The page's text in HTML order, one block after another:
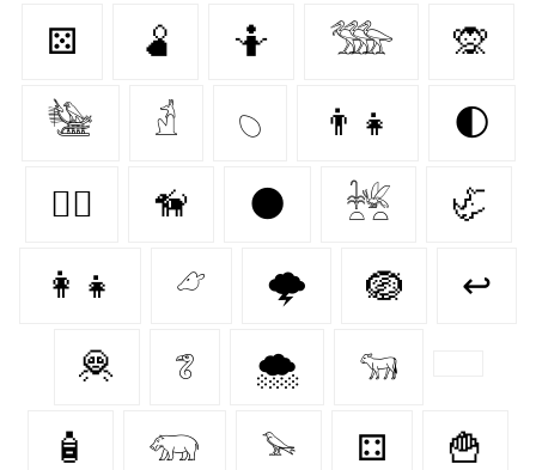
⚄ 🫄 🤷 𓅢 🙊
𓅋 𓁢 𓆇 👨‍👧 🌓
🐕‍🦺 🦮 🌑 𓆥 🦏
👩‍👧 𓃿 🌩️ 🪺 ↩
🦧 𓆂 🌨️ 𓃔
🧴 𓃯 𓅩 ⚃ 🍟